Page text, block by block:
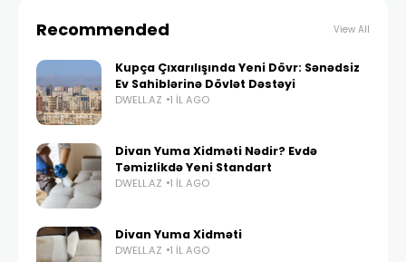
Recommended View All
Kupça Çıxarılışında Yeni Dövr: Sənədsiz
Ev Sahiblərinə Dövlət Dəstəyi
DWELL.AZ 1 IL AGO
Divan Yuma Xidməti Nədir? Evdə
Təmizlikdə Yeni Standart
DWELL.AZ 1 IL AGO
Divan Yuma Xidməti
DWELL.AZ 1 IL AGO